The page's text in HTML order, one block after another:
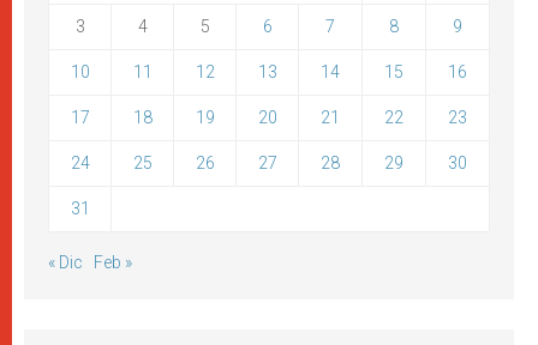
3 4 5 6 7 8 9
10 11 12 13 14 15 16
17 18 19 20 21 22 23
24 25 26 27 28 29 30
31
« Dic Feb »